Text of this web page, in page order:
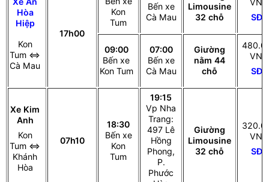
Hòa
Hiệp
Kon
Tum ⇔
Cà Mau
17h00
Kon
Tum
Bến xe
Cà Mau
Limousine
32 chỗ
VNĐ
SĐT
09:00
Bến xe
Kon Tum
07:00
Bến xe
Cà Mau
Giường
nằm 44
chỗ
VNĐ
SĐT
Xe Kim
Anh
Kon
Tum ⇔
Khánh
Hòa
07h10
18:30
Bến xe
Kon
Tum
19:15
Vp Nha
Trang:
497 Lê
Hồng
Phong,
P.
Phước
Giường
Limousine
32 chỗ
VNĐ
SĐT